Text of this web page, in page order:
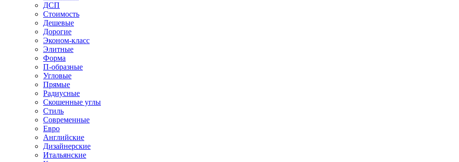
ДСП
Стоимость
Дешевые
Дорогие
Эконом-класс
Элитные
Форма
П-образные
Угловые
Прямые
Радиусные
Скошенные углы
Стиль
Современные
Евро
Английские
Дизайнерские
Итальянские